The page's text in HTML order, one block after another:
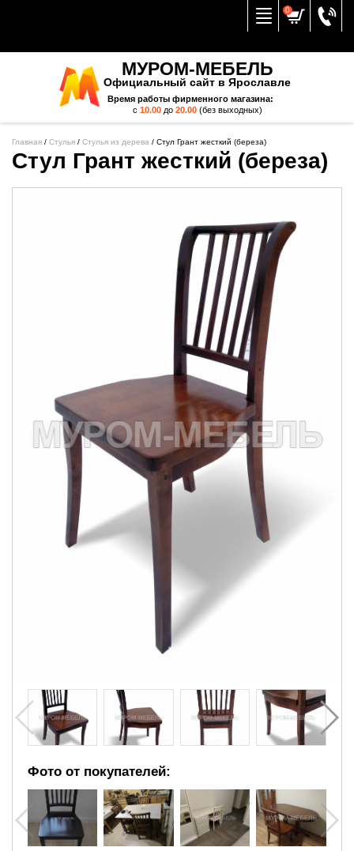
0
МУРОМ-МЕБЕЛЬ
Официальный сайт в Ярославле
Время работы фирменного магазина:
с 10.00до 20.00(без выходных)
Главная / Стулья / Стулья из дерева / Стул Грант жесткий (береза)
Стул Грант жесткий (береза)
Фото от покупателей: